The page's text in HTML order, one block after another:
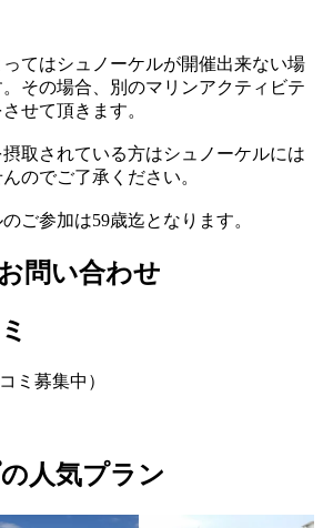
てはシュノーケルが開催出来ない場
その場合、別のマリンアクティビテ
せて頂きます。
取されている方はシュノーケルには
のでご了承ください。
ご参加は59歳迄となります。
問い合わせ
コミ募集中）
人気プラン